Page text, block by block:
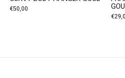
€50,00